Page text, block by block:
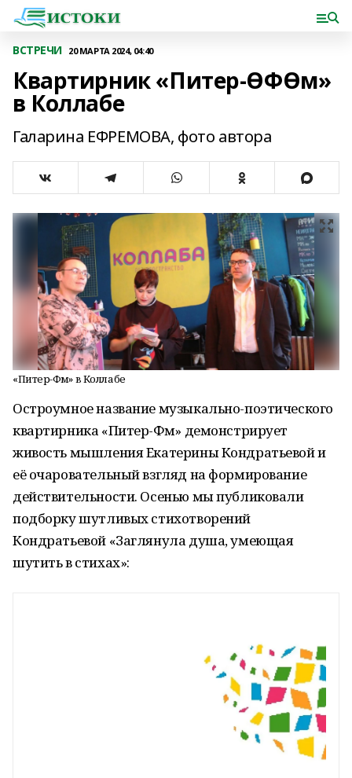
ВСТРЕЧИ 20 МАРТА 2024, 04:40
Квартирник «Питер-ӨФӨм»
в Коллабе
Галарина ЕФРЕМОВА, фото автора
«Питер-ӨФӨм» в Коллабе
Остроумное название музыкально-поэтического
квартирника «Питер-ӨФӨм» демонстрирует
живость мышления Екатерины Кондратьевой и
её очаровательный взгляд на формирование
действительности. Осенью мы публиковали
подборку шутливых стихотворений
Кондратьевой «Заглянула душа, умеющая
шутить в стихах»: